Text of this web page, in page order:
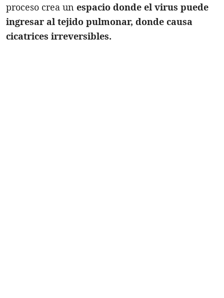
proceso crea un espacio donde el virus puede
ingresar al tejido pulmonar, donde causa
cicatrices irreversibles.